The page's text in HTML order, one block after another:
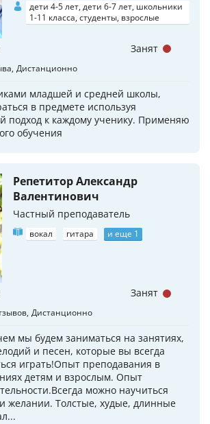
дети 4-5 лет, дети 6-7 лет, школьники
1-11 класса, студенты, взрослые
Дистанционно
младшей и средней школы,
в предмете используя
подход к каждому ученику. Применяю
обучения
Занят
Репетитор Александр
Валентинович
Частный преподаватель
вокал гитара и еще 1
Дистанционно
мы будем заниматься на занятиях,
и песен, которые вы всегда
играть!Опыт преподавания в
детям и взрослым. Опыт
можно научиться
желании. Толстые, худые, длинные
Занят